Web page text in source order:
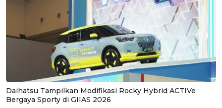
Daihatsu Tampilkan Modifikasi Rocky Hybrid ACTIVe
Bergaya Sporty di GIIAS 2026